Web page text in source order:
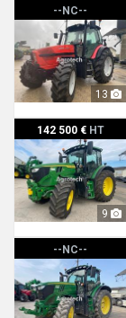
--NC--
13
Same IRON 165 S
142 500 € HT
9
John Deere 6R155
--NC--
John Deere 6175R